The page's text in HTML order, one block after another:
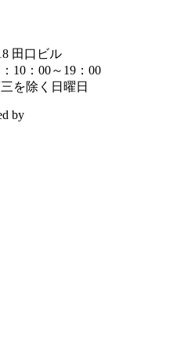
田口ビル
10：00～19：00
を除く日曜日
by